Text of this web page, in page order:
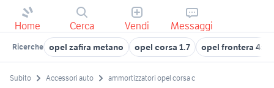
Home Cerca Vendi Messaggi
Ricerche opel zafira metano opel corsa 1.7 opel frontera 4x4
Subito Accessori auto ammortizzatori opel corsa c